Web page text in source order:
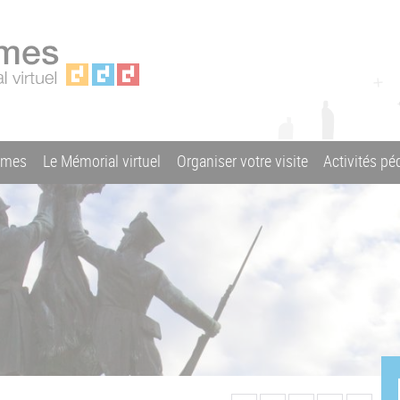
Le Mémorial virtuel Organiser votre visite Activités